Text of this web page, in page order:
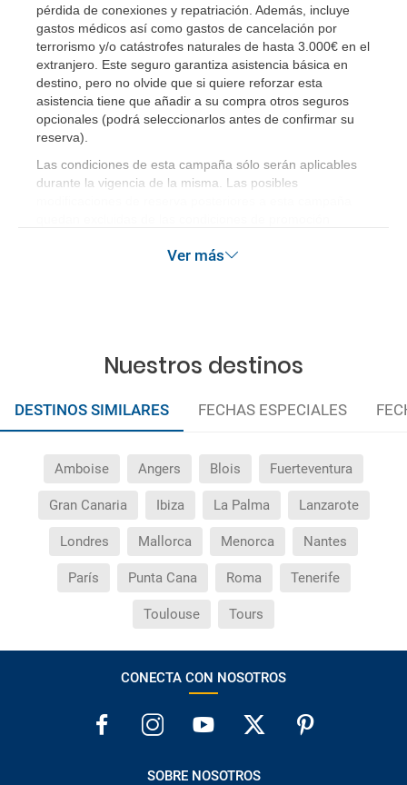
¿Cuáles son los impuestos de entrada y salida del
país si viajo a América?
¿Qué hago si el traslado contratado del aeropuerto
al hotel o viceversa no ha aparecido?
¿Necesito visado para poder ir a ...?
¿Por qué me sale el precio de un niño igual que el
¿Cuántas veces debo imprimir el bono de los
pérdida de conexiones y repatriación. Además, incluye
gastos médicos así como gastos de cancelación por
terrorismo y/o catástrofes naturales de hasta 3.000€ en el
extranjero. Este seguro garantiza asistencia básica en
destino, pero no olvide que si quiere reforzar esta
asistencia tiene que añadir a su compra otros seguros
opcionales (podrá seleccionarlos antes de confirmar su
reserva)
Las condiciones de esta campaña sólo serán aplicables
durante la vigencia de la misma. Las posibles
Ver más
Nuestros destinos
DESTINOS SIMILARES FECHAS ESPECIALES
Amboise Angers Blois Fuerteventura
Gran Canaria Ibiza La Palma Lanzarote
Londres Mallorca Menorca Nantes
París Punta Cana Roma Tenerife
Toulouse Tours
CONECTA CON NOSOTROS
SOBRE NOSOTROS